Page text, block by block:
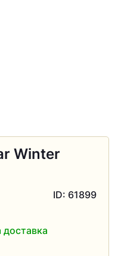
Winter
ID: 61899
доставка